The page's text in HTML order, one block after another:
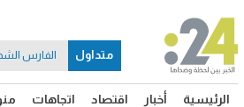
الرئيسية أخبار اقتصاد اتجاهات
متداول الفارس